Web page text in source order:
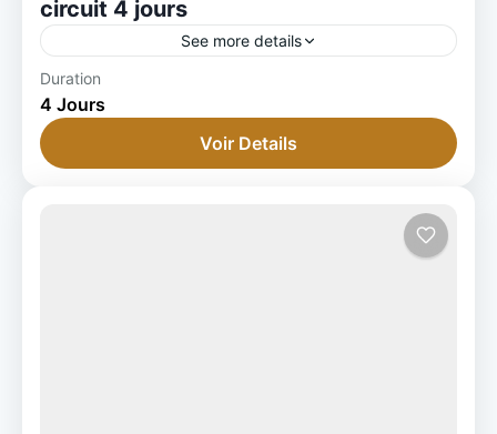
circuit 4 jours
See more details
Duration
4 Jours
Voir Details